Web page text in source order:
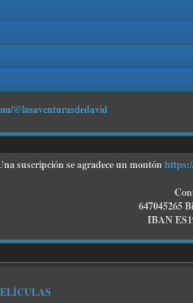
@lasaventurasdedavid
suscripción se agradece un montón
647045265
IBAN